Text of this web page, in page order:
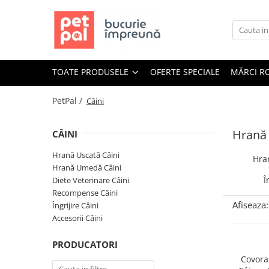
Toate Produsele
Câine Junior
Câine Senior
Câine Junior
Câine Adult
Diete Veterinare Câini
Recompense Câini
TOATE PRODUSELE OFERTE SPECIALE MĂRCI
PetPal / Câini
CÂINI
Hrană Uscată Câini
Hrană Umedă Câini
Diete Veterinare Câini
Recompense Câini
Îngrijire Câini
Accesorii Câini
PRODUCATORI
Afiseaza: